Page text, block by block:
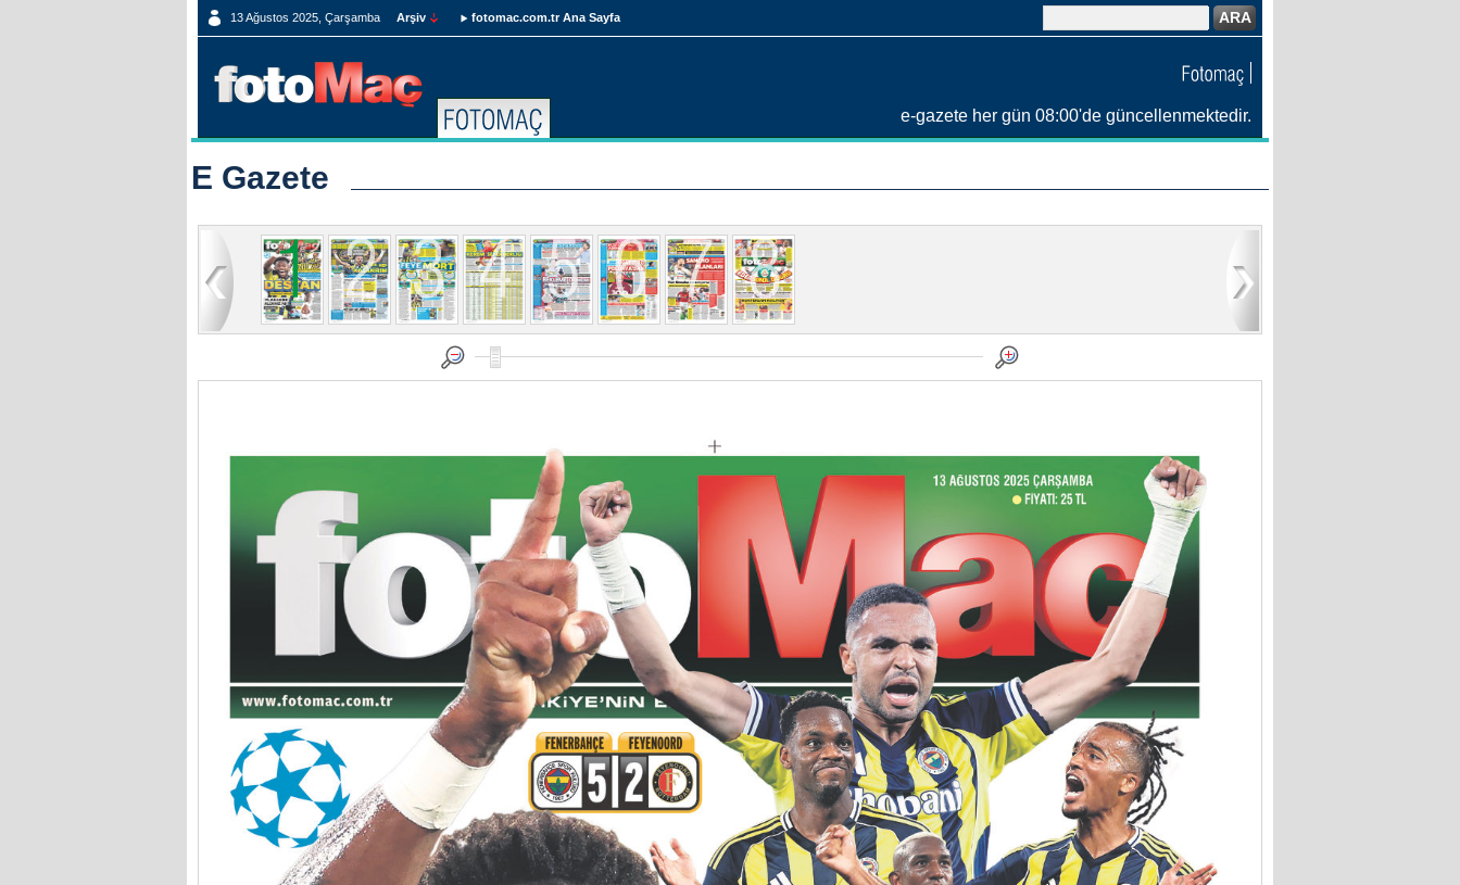
e-gazete her gün 08:00'de güncellenmektedir.
13 Ağustos 2025, Çarşamba Arşiv fotomac.com.tr Ana Sayfa ARA
E Gazete